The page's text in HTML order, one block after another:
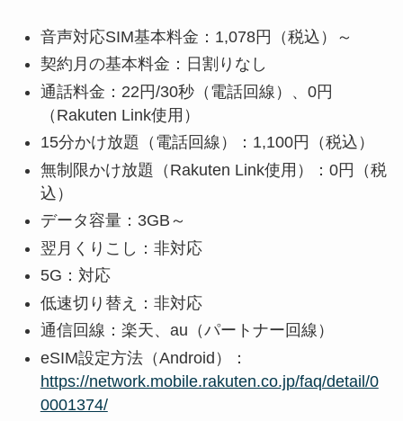
音声対応SIM基本料金：1,078円（税込）～
契約月の基本料金：日割りなし
通話料金：22円/30秒（電話回線）、0円
（Rakuten Link使用）
15分かけ放題（電話回線）：1,100円（税込）
無制限かけ放題（Rakuten Link使用）：0円（税
込）
データ容量：3GB～
翌月くりこし：非対応
5G：対応
低速切り替え：非対応
通信回線：楽天、au（パートナー回線）
eSIM設定方法（Android）：
https://network.mobile.rakuten.co.jp/faq/detail/0
0001374/